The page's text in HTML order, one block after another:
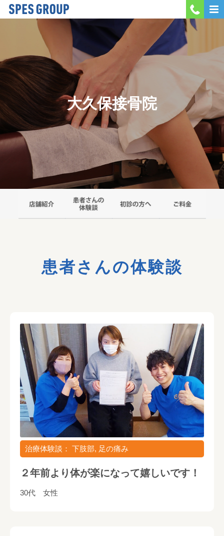
MENU
会社案内
当院紹介
採用情報
お問い合わせ
大久保接骨院
患者さんの体験談
治療体験談： 下肢部, 足の痛み
２年前より体が楽になって嬉しいです！
30代 女性